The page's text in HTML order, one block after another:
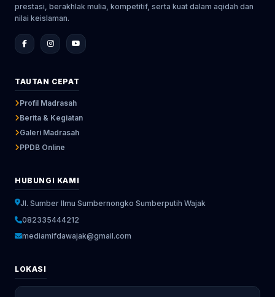
prestasi, berakhlak mulia, kompetitif, serta kuat dalam aqidah dan
nilai keislaman.
TAUTAN CEPAT
Profil Madrasah
Berita & Kegiatan
Galeri Madrasah
PPDB Online
HUBUNGI KAMI
Jl. Sumber Ilmu Sumbernongko Sumberputih Wajak
082335444212
mediamifdawajak@gmail.com
LOKASI